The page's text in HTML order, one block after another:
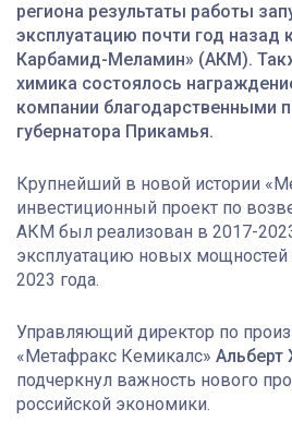
региона результаты работы
эксплуатацию почти год назад
Карбамид-Меламин» (АКМ).
химика состоялось
компании благодарственными
губернатора Прикамья.
Крупнейший в новой истории
инвестиционный проект по
АКМ был реализован в 2017-
эксплуатацию новых мощностей
2023 года.
Управляющий директор по
«Метафракс Кемикалс» Альберт
подчеркнул важность нового
российской экономики.